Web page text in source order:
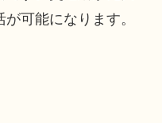
可能になります。